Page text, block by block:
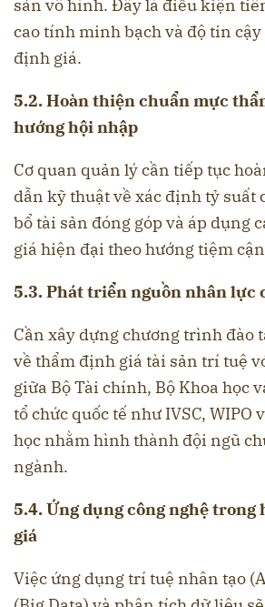
sản vô hình. Đây là điều kiện
cao tính minh bạch và độ tin cậy
định giá.
5.2. Hoàn thiện chuẩn mực
hướng hội nhập
Cơ quan quản lý cần tiếp tục
dẫn kỹ thuật về xác định tỷ suất
bổ tài sản đóng góp và áp dụng
giá hiện đại theo hướng tiệm
5.3. Phát triển nguồn nhân lực
Cần xây dựng chương trình đào
về thẩm định giá tài sản trí tuệ
giữa Bộ Tài chính, Bộ Khoa học
tổ chức quốc tế như IVSC, WIPO
học nhằm hình thành đội ngũ
ngành.
5.4. Ứng dụng công nghệ trong
giá
Việc ứng dụng trí tuệ nhân tạo